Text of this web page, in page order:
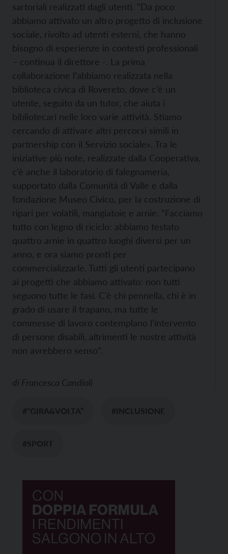
sartoriali realizzati dagli utenti. “Da poco
abbiamo attivato un altro progetto di inclusione
sociale, rivolto ad utenti esterni, che hanno
bisogno di esperienze in contesti professionali
– continua il direttore -. La prima
collaborazione l’abbiamo realizzata nella
biblioteca civica di Rovereto, dove c’è un
utente, seguito da un tutor, che aiuta i
bibliotecari nelle loro varie attività. Stiamo
cercando di attivare altri percorsi simili in
partnership con il Servizio sociale». Tra le
iniziative più note, realizzate dalla Cooperativa,
c’è anche il laboratorio di falegnameria,
supportato dalla Comunità di Valle e dalla
fondazione Museo Civico, per la costruzione di
ripari per volatili, mangiatoie e arnie. “Facciamo
tutto con legno di riciclo: abbiamo testato
quattro arnie in quattro luoghi diversi per un
anno, e ora siamo pronti per
commercializzarle. Tutti gli utenti partecipano
ai progetti che abbiamo attivato: non tutti
seguono tutte le fasi. C’è chi pennella, chi è in
grado di usare il trapano, ma tutte le
commesse di lavoro contemplano l’intervento
di persone disabili, altrimenti le nostre attività
non avrebbero senso”.
di Francesca Candioli
#“GIRA&VOLTA” #INCLUSIONE
#SPORT